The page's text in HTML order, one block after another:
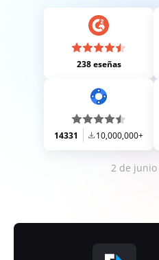
238 eseñas
14331 10,000,000+
2 de junio